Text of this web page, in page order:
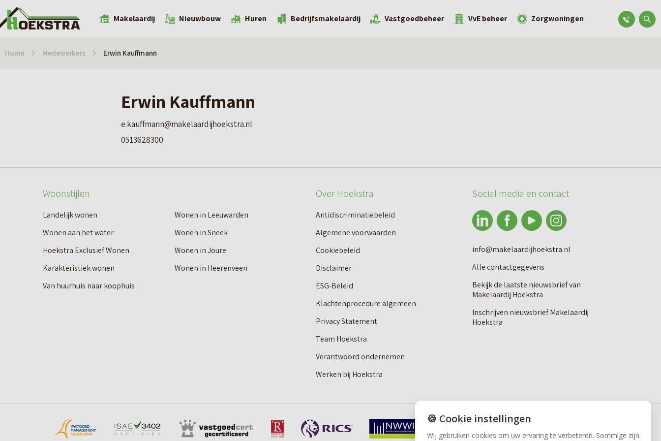
Makelaardij Nieuwbouw Huren Bedrijfsmakelaardij Vastgoedbeheer VvE beheer Zorgwoningen
Home Medewerkers Erwin Kauffmann
Erwin Kauffmann
e.kauffmann@makelaardijhoekstra.nl
0513628300
Woonstijlen
Landelijk wonen
Wonen in Leeuwarden
Wonen aan het water
Wonen in Sneek
Hoekstra Exclusief Wonen
Wonen in Joure
Karakteristiek wonen
Wonen in Heerenveen
Van huurhuis naar koophuis
Over Hoekstra
Antidiscriminatiebeleid
Algemene voorwaarden
Cookiebeleid
Disclaimer
ESG-Beleid
Klachtenprocedure algemeen
Privacy Statement
Team Hoekstra
Verantwoord ondernemen
Werken bij Hoekstra
Social media en contact
info@makelaardijhoekstra.nl
Alle contactgegevens
Bekijk de laatste nieuwsbrief van
Makelaardij Hoekstra
Inschrijven nieuwsbrief Makelaardij
Hoekstra
🍪 Cookie instellingen
Wij gebruiken cookies om uw ervaring te verbeteren. Sommige zijn